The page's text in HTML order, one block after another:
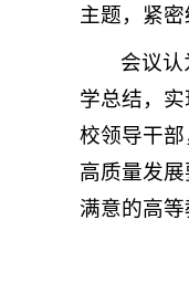
主题，紧
会议
学总结，
校领导干
高质量发
满意的高等